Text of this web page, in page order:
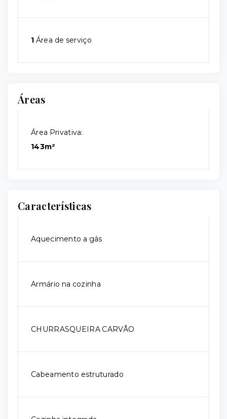
1 Área de serviço
Áreas
Área Privativa:
143m²
Características
Aquecimento a gás
Armário na cozinha
CHURRASQUEIRA CARVÃO
Cabeamento estruturado